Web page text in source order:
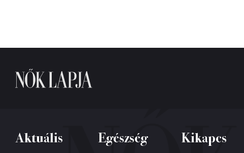
Aktuális Egészség Kikapcs